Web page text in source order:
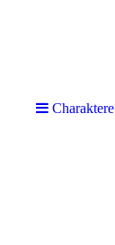
Charaktere